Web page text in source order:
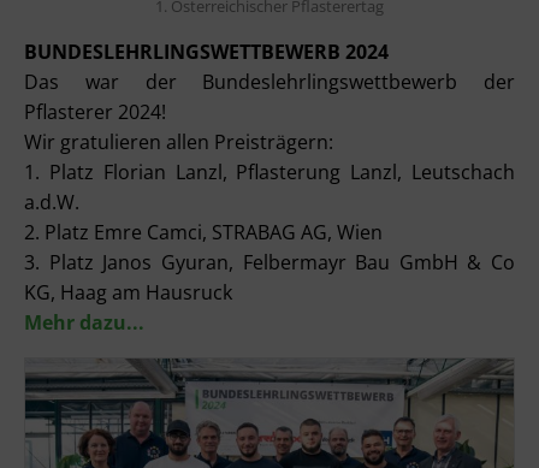
1. Österreichischer Pflasterertag
BUNDESLEHRLINGSWETTBEWERB 2024
Das war der Bundeslehrlingswettbewerb der
Pflasterer 2024!
Wir gratulieren allen Preisträgern:
1. Platz Florian Lanzl, Pflasterung Lanzl, Leutschach
a.d.W.
2. Platz Emre Camci, STRABAG AG, Wien
3. Platz Janos Gyuran, Felbermayr Bau GmbH & Co
KG, Haag am Hausruck
Mehr dazu...